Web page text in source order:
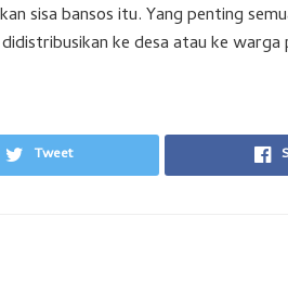
sisa bansos itu. Yang penting
ke desa atau ke warga
Tweet